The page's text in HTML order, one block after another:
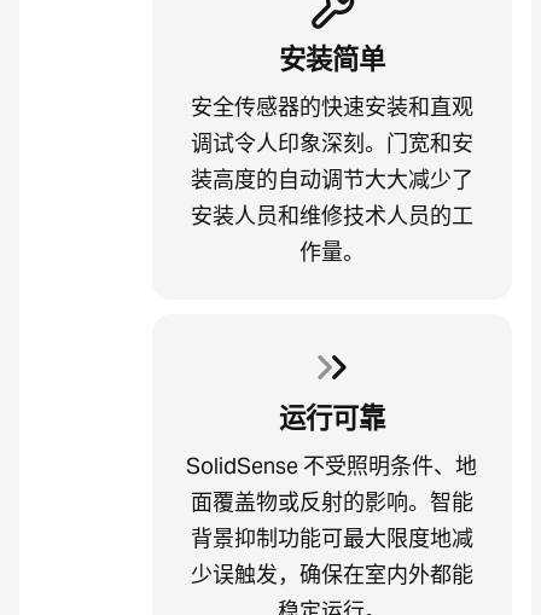
安装简单
安全传感器的快速安装和直观
调试令人印象深刻。门宽和安
装高度的自动调节大大减少了
安装人员和维修技术人员的工
作量。
运行可靠
SolidSense 不受照明条件、地
面覆盖物或反射的影响。智能
背景抑制功能可最大限度地减
少误触发，确保在室内外都能